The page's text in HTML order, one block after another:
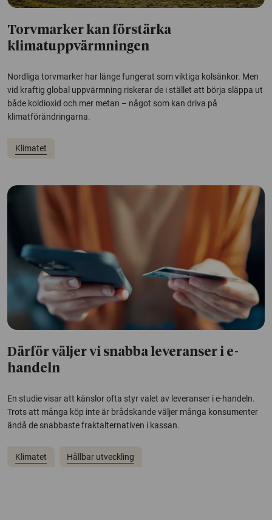
Torvmarker kan förstärka
klimatuppvärmningen
Nordliga torvmarker har länge fungerat som viktiga kolsänkor. Men
vid kraftig global uppvärmning riskerar de i stället att börja släppa ut
både koldioxid och mer metan – något som kan driva på
klimatförändringarna.
Klimatet
Därför väljer vi snabba leveranser i e-
handeln
En studie visar att känslor ofta styr valet av leveranser i e-handeln.
Trots att många köp inte är brådskande väljer många konsumenter
ändå de snabbaste fraktalternativen i kassan.
Klimatet Hållbar utveckling